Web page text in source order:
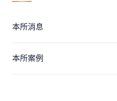
本所消息
本所案例